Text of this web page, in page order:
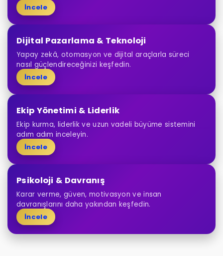
İncele
Dijital Pazarlama & Teknoloji
Yapay zekâ, otomasyon ve dijital araçlarla süreci
nasıl güçlendireceğinizi keşfedin.
İncele
Ekip Yönetimi & Liderlik
Ekip kurma, liderlik ve uzun vadeli büyüme sistemini
adım adım inceleyin.
İncele
Psikoloji & Davranış
Karar verme, güven, motivasyon ve insan
davranışlarını daha yakından keşfedin.
İncele